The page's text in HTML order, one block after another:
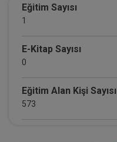
Eğitim Sayısı
1
E-Kitap Sayısı
0
Eğitim Alan Kişi Sayısı
573